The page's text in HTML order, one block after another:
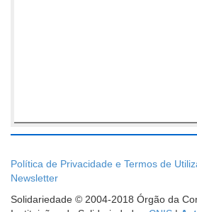
Política de Privacidade e Termos de
Newsletter
Solidariedade © 2004-2018 Órgão da